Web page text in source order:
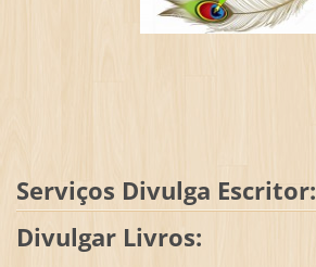
Serviços Divulga Escritor:
Divulgar Livros: